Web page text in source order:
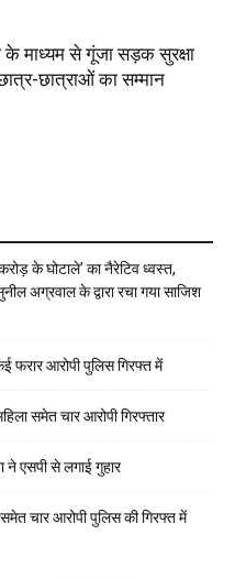
के माध्यम से गूंजा सड़क सुरक्षा
छात्राओं का सम्मान
के घोटाले’ का नैरेटिव ध्वस्त,
अग्रवाल के द्वारा रचा गया साजिश
फरार आरोपी पुलिस गिरफ्त में
समेत चार आरोपी गिरफ्तार
ने एसपी से लगाई गुहार
समेत चार आरोपी पुलिस की गिरफ्त में